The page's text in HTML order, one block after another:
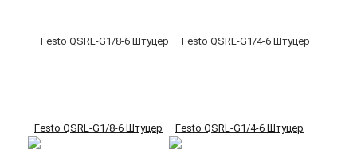
Festo QSRL-G1/8-6 Штуцер Festo QSRL-G1/4-6 Штуцер